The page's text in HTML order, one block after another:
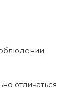
отличаться